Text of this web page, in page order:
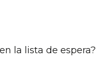
la lista de espera?